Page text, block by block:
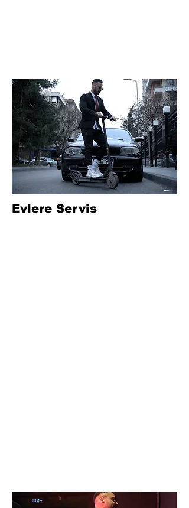
Evlere Servis